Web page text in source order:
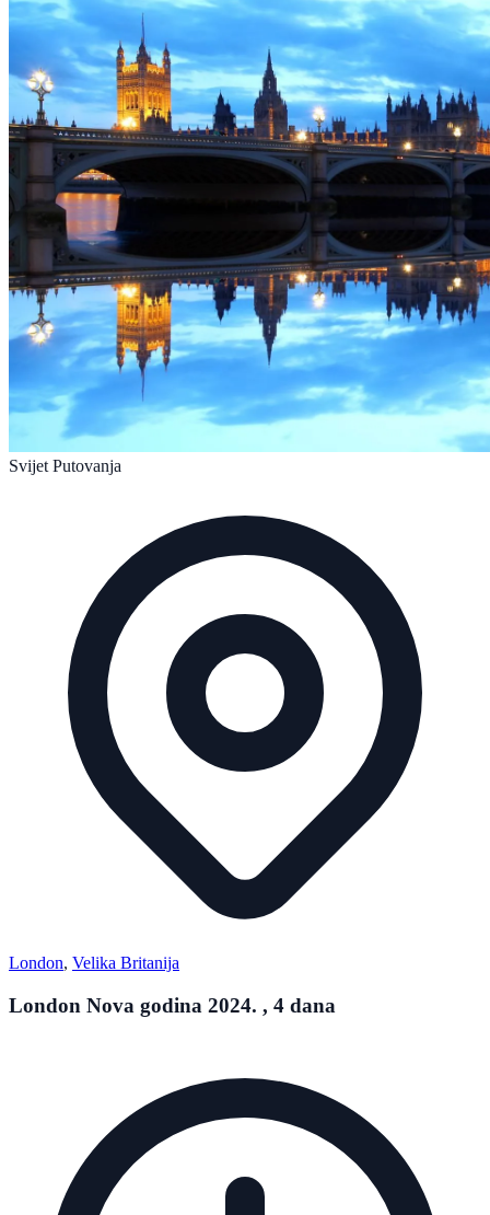
Svijet Putovanja
London, Velika Britanija
London Nova godina 2024. , 4 dana